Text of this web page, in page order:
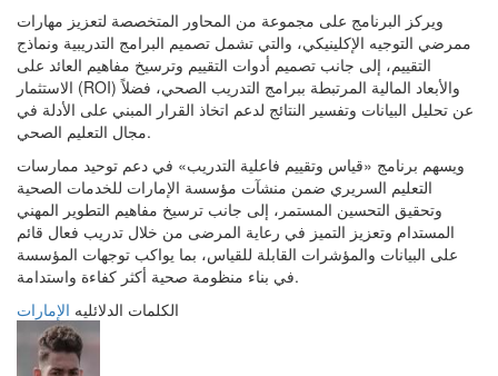
ويركز البرنامج على مجموعة من المحاور المتخصصة لتعزيز مهارات
ممرضي التوجيه الإكلينيكي، والتي تشمل تصميم البرامج التدريبية ونماذج
التقييم، إلى جانب تصميم أدوات التقييم وترسيخ مفاهيم العائد على
الاستثمار (ROI) والأبعاد المالية المرتبطة ببرامج التدريب الصحي، فضلاً
عن تحليل البيانات وتفسير النتائج لدعم اتخاذ القرار المبني على الأدلة في
مجال التعليم الصحي.
ويسهم برنامج «قياس وتقييم فاعلية التدريب» في دعم توحيد ممارسات
التعليم السريري ضمن منشآت مؤسسة الإمارات للخدمات الصحية
وتحقيق التحسين المستمر، إلى جانب ترسيخ مفاهيم التطوير المهني
المستدام وتعزيز التميز في رعاية المرضى من خلال تدريب فعال قائم
على البيانات والمؤشرات القابلة للقياس، بما يواكب توجهات المؤسسة
في بناء منظومة صحية أكثر كفاءة واستدامة.
الكلمات الدلائليه الإمارات